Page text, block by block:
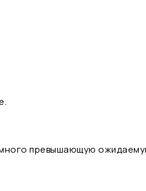
превышающую